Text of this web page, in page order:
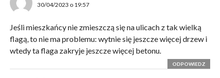
30/04/2023 o 19:57
Jeśli mieszkańcy nie zmieszczą się na ulicach z tak wielką
flagą, to nie ma problemu: wytnie się jeszcze więcej drzew i
wtedy ta flaga zakryje jeszcze więcej betonu.
ODPOWIEDZ